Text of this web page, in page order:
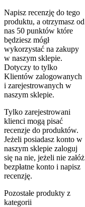
Napisz recenzję do tego
produktu, a otrzymasz od
nas 50 punktów które
będziesz mógł
wykorzystać na zakupy
w naszym sklepie.
Dotyczy to tylko
Klientów zalogowanych
i zarejestrowanych w
naszym sklepie.
Tylko zarejestrowani
klienci mogą pisać
recenzje do produktów.
Jeżeli posiadasz konto w
naszym sklepie zaloguj
się na nie, jeżeli nie załóż
bezpłatne konto i napisz
recenzję.
Pozostałe produkty z
kategorii